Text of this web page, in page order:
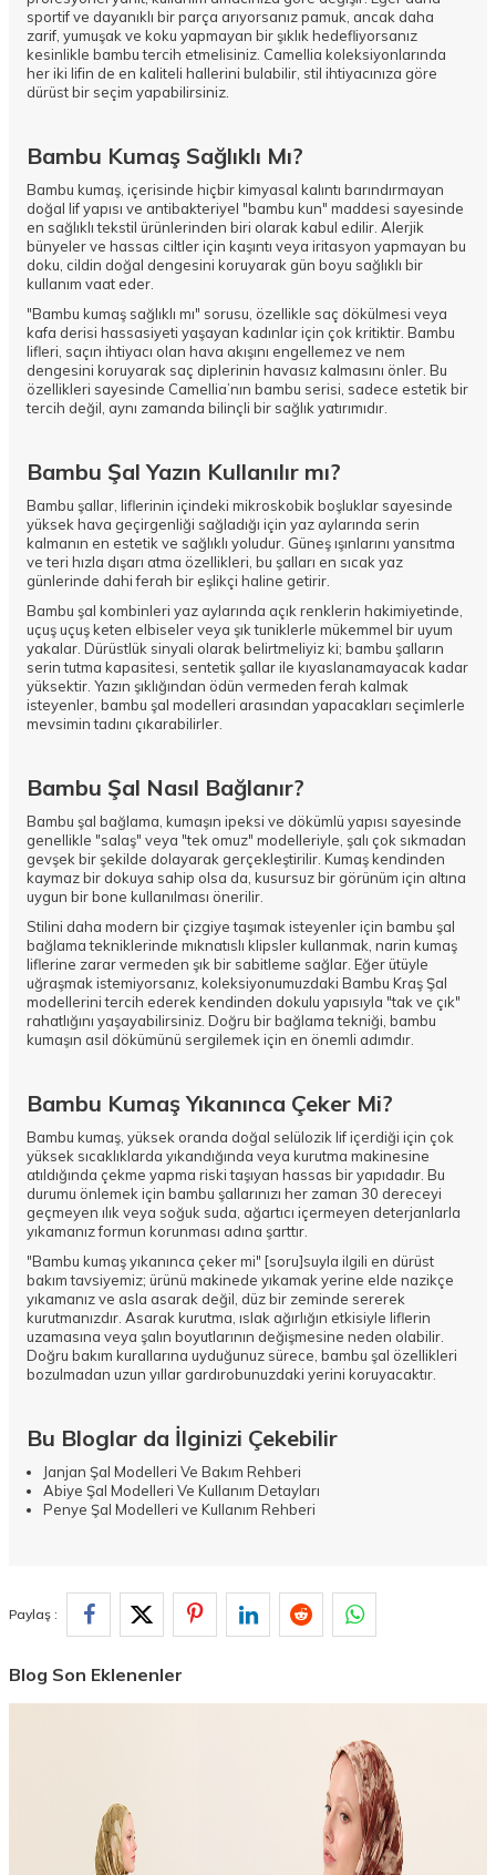
sportif ve dayanıklı bir parça arıyorsanız pamuk, ancak daha
zarif, yumuşak ve koku yapmayan bir şıklık hedefliyorsanız
kesinlikle bambu tercih etmelisiniz. Camellia koleksiyonlarında
her iki lifin de en kaliteli hallerini bulabilir, stil ihtiyacınıza göre
dürüst bir seçim yapabilirsiniz.
Bambu Kumaş Sağlıklı Mı?
Bambu kumaş, içerisinde hiçbir kimyasal kalıntı barındırmayan
doğal lif yapısı ve antibakteriyel "bambu kun" maddesi sayesinde
en sağlıklı tekstil ürünlerinden biri olarak kabul edilir. Alerjik
bünyeler ve hassas ciltler için kaşıntı veya iritasyon yapmayan bu
doku, cildin doğal dengesini koruyarak gün boyu sağlıklı bir
kullanım vaat eder.
"Bambu kumaş sağlıklı mı" sorusu, özellikle saç dökülmesi veya
kafa derisi hassasiyeti yaşayan kadınlar için çok kritiktir. Bambu
lifleri, saçın ihtiyacı olan hava akışını engellemez ve nem
dengesini koruyarak saç diplerinin havasız kalmasını önler. Bu
özellikleri sayesinde Camellia’nın bambu serisi, sadece estetik bir
tercih değil, aynı zamanda bilinçli bir sağlık yatırımıdır.
Bambu Şal Yazın Kullanılır mı?
Bambu şallar, liflerinin içindeki mikroskobik boşluklar sayesinde
yüksek hava geçirgenliği sağladığı için yaz aylarında serin
kalmanın en estetik ve sağlıklı yoludur. Güneş ışınlarını yansıtma
ve teri hızla dışarı atma özellikleri, bu şalları en sıcak yaz
günlerinde dahi ferah bir eşlikçi haline getirir.
Bambu şal kombinleri yaz aylarında açık renklerin hakimiyetinde,
uçuş uçuş keten elbiseler veya şık tuniklerle mükemmel bir uyum
yakalar. Dürüstlük sinyali olarak belirtmeliyiz ki; bambu şalların
serin tutma kapasitesi, sentetik şallar ile kıyaslanamayacak kadar
yüksektir. Yazın şıklığından ödün vermeden ferah kalmak
isteyenler, bambu şal modelleri arasından yapacakları seçimlerle
mevsimin tadını çıkarabilirler.
Bambu Şal Nasıl Bağlanır?
Bambu şal bağlama, kumaşın ipeksi ve dökümlü yapısı sayesinde
genellikle "salaş" veya "tek omuz" modelleriyle, şalı çok sıkmadan
gevşek bir şekilde dolayarak gerçekleştirilir. Kumaş kendinden
kaymaz bir dokuya sahip olsa da, kusursuz bir görünüm için altına
uygun bir bone kullanılması önerilir.
Stilini daha modern bir çizgiye taşımak isteyenler için bambu şal
bağlama tekniklerinde mıknatıslı klipsler kullanmak, narin kumaş
liflerine zarar vermeden şık bir sabitleme sağlar. Eğer ütüyle
uğraşmak istemiyorsanız, koleksiyonumuzdaki Bambu Kraş Şal
modellerini tercih ederek kendinden dokulu yapısıyla "tak ve çık"
rahatlığını yaşayabilirsiniz. Doğru bir bağlama tekniği, bambu
kumaşın asil dökümünü sergilemek için en önemli adımdır.
Bambu Kumaş Yıkanınca Çeker Mi?
Bambu kumaş, yüksek oranda doğal selülozik lif içerdiği için çok
yüksek sıcaklıklarda yıkandığında veya kurutma makinesine
atıldığında çekme yapma riski taşıyan hassas bir yapıdadır. Bu
durumu önlemek için bambu şallarınızı her zaman 30 dereceyi
geçmeyen ılık veya soğuk suda, ağartıcı içermeyen deterjanlarla
yıkamanız formun korunması adına şarttır.
"Bambu kumaş yıkanınca çeker mi" [soru]suyla ilgili en dürüst
bakım tavsiyemiz; ürünü makinede yıkamak yerine elde nazikçe
yıkamanız ve asla asarak değil, düz bir zeminde sererek
kurutmanızdır. Asarak kurutma, ıslak ağırlığın etkisiyle liflerin
uzamasına veya şalın boyutlarının değişmesine neden olabilir.
Doğru bakım kurallarına uyduğunuz sürece, bambu şal özellikleri
bozulmadan uzun yıllar gardırobunuzdaki yerini koruyacaktır.
Bu Bloglar da İlginizi Çekebilir
Janjan Şal Modelleri Ve Bakım Rehberi
Abiye Şal Modelleri Ve Kullanım Detayları
Penye Şal Modelleri ve Kullanım Rehberi
Paylaş :
Blog Son Eklenenler